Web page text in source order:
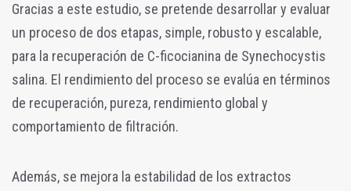
Gracias a este estudio, se pretende desarrollar y evaluar
un proceso de dos etapas, simple, robusto y escalable,
para la recuperación de C-ficocianina de Synechocystis
salina. El rendimiento del proceso se evalúa en términos
de recuperación, pureza, rendimiento global y
comportamiento de filtración.
Además, se mejora la estabilidad de los extractos